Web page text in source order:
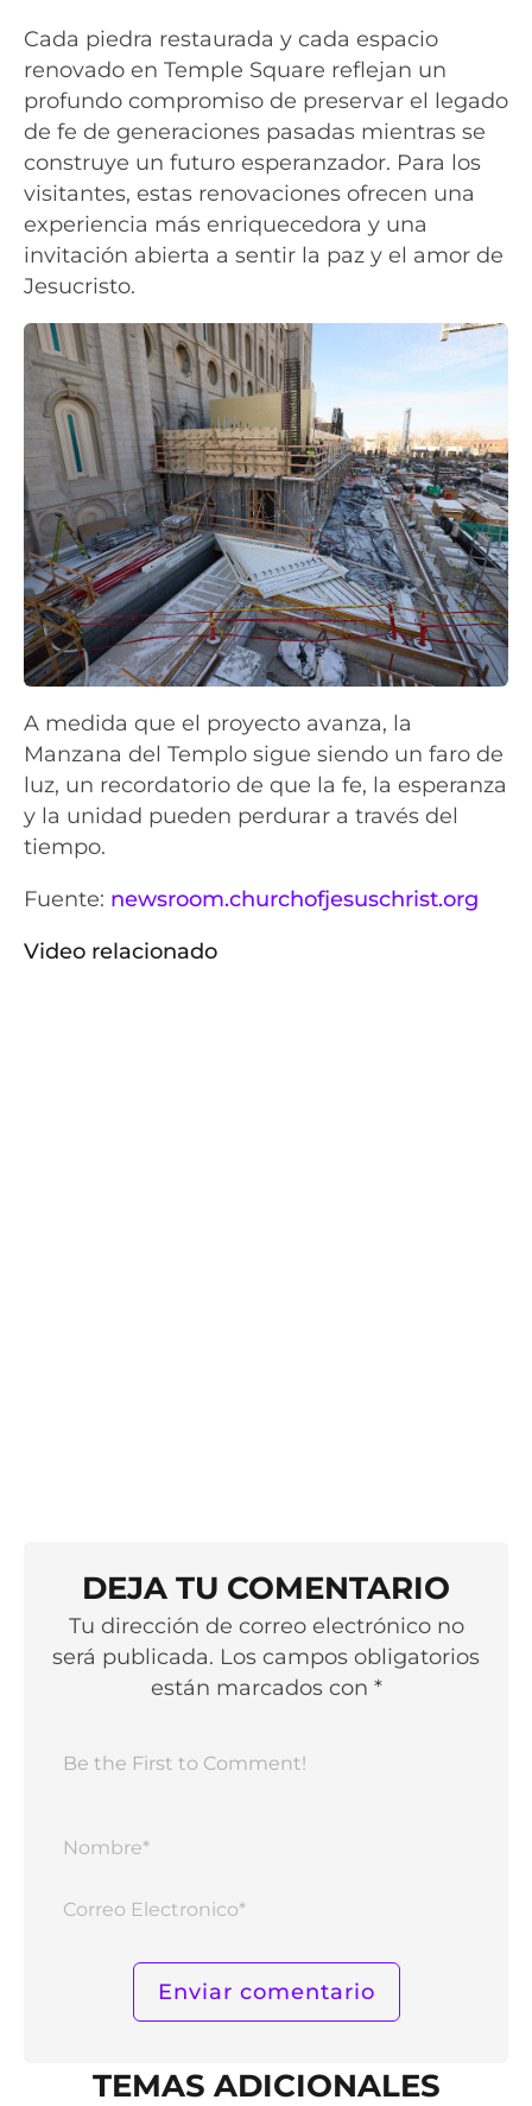
Cada piedra restaurada y cada espacio
renovado en Temple Square reflejan un
profundo compromiso de preservar el legado
de fe de generaciones pasadas mientras se
construye un futuro esperanzador. Para los
visitantes, estas renovaciones ofrecen una
experiencia más enriquecedora y una
invitación abierta a sentir la paz y el amor de
Jesucristo.
A medida que el proyecto avanza, la
Manzana del Templo sigue siendo un faro de
luz, un recordatorio de que la fe, la esperanza
y la unidad pueden perdurar a través del
tiempo.
Fuente: newsroom.churchofjesuschrist.org
Video relacionado
DEJA TU COMENTARIO
Tu dirección de correo electrónico no
será publicada. Los campos obligatorios
están marcados con *
TEMAS ADICIONALES